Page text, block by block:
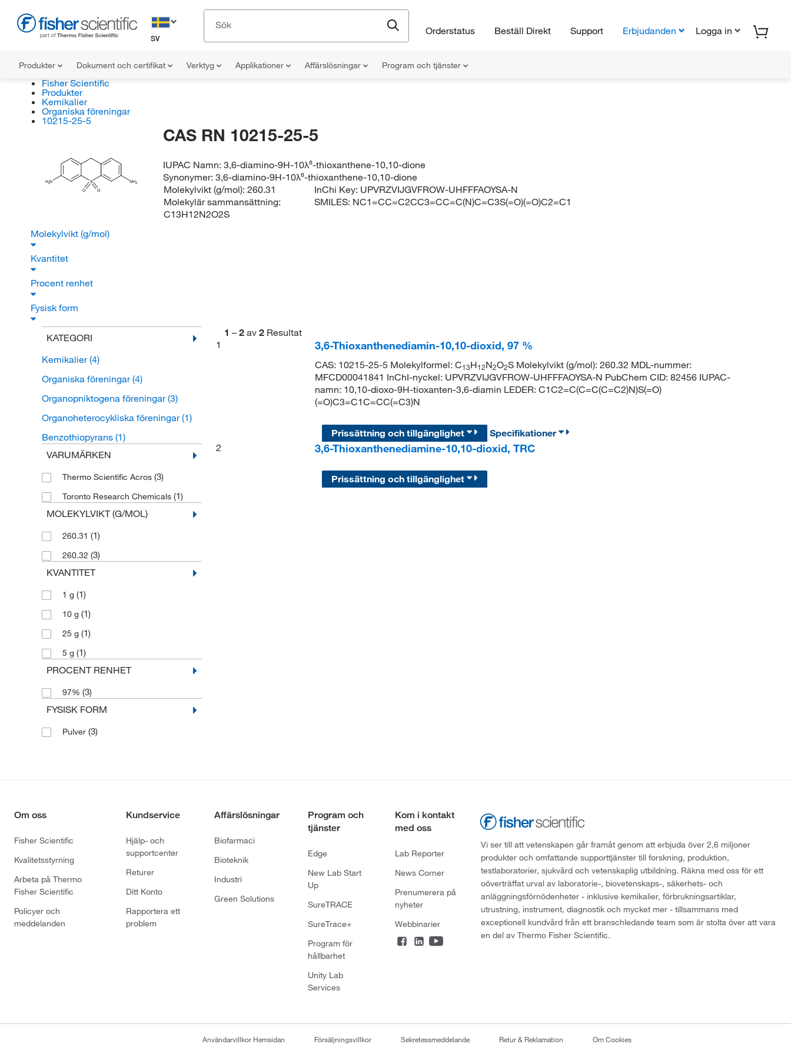
SV
Orderstatus Beställ Direkt Support Erbjudanden Logga in
Produkter Dokument och certifikat Verktyg Applikationer Affärslösningar Program och tjänster
Fisher Scientific
Produkter
Kemikalier
Organiska föreningar
10215-25-5
H2N NH2
S
O
O
CAS RN 10215-25-5
IUPAC Namn:3,6-diamino-9H-10λ⁶-thioxanthene-10,10-dione
Synonymer:3,6-diamino-9H-10λ⁶-thioxanthene-10,10-dione
Molekylvikt (g/mol): 260.31
Molekylär sammansättning:
C13H12N2O2S
InChi Key: UPVRZVIJGVFROW-UHFFFAOYSA-N
SMILES: NC1=CC=C2CC3=CC=C(N)C=C3S(=O)(=O)C2=C1
Molekylvikt (g/mol)
Kvantitet
Procent renhet
Fysisk form
KATEGORI
Kemikalier(4)
Organiska föreningar(4)
Organopniktogena föreningar(3)
Organoheterocykliska föreningar(1)
Benzothiopyrans (1)
VARUMÄRKEN
Thermo Scientific Acros (3)
Toronto Research Chemicals (1)
MOLEKYLVIKT (G/MOL)
260.31 (1)
260.32 (3)
KVANTITET
1 g (1)
10 g (1)
25 g (1)
5 g (1)
PROCENT RENHET
97% (3)
FYSISK FORM
Pulver (3)
1 – 2 av 2 Resultat
1
3,6-Thioxanthenediamin-10,10-dioxid, 97 %
CAS: 10215-25-5 Molekylformel: C13H12N2O2S Molekylvikt (g/mol): 260.32 MDL-nummer:
MFCD00041841 InChI-nyckel: UPVRZVIJGVFROW-UHFFFAOYSA-N PubChem CID: 82456 IUPAC-
namn: 10,10-dioxo-9H-tioxanten-3,6-diamin LEDER: C1C2=C(C=C(C=C2)N)S(=O)
(=O)C3=C1C=CC(=C3)N
Prissättning och tillgänglighet
Specifikationer
2
3,6-Thioxanthenediamine-10,10-dioxid, TRC
Prissättning och tillgänglighet
Om oss
Fisher Scientific
Kvalitetsstyrning
Arbeta på Thermo
Fisher Scientific
Policyer och
meddelanden
Kundservice
Hjälp- och
supportcenter
Returer
Ditt Konto
Rapportera ett
problem
Affärslösningar
Biofarmaci
Bioteknik
Industri
Green Solutions
Program och
tjänster
Edge
New Lab Start
Up
SureTRACE
SureTrace+
Program för
hållbarhet
Unity Lab
Services
Kom i kontakt
med oss
Lab Reporter
News Corner
Prenumerera på
nyheter
Webbinarier
Vi ser till att vetenskapen går framåt genom att erbjuda över 2,6 miljoner
produkter och omfattande supporttjänster till forskning, produktion,
testlaboratorier, sjukvård och vetenskaplig utbildning. Räkna med oss för ett
oöverträffat urval av laboratorie-, biovetenskaps-, säkerhets- och
anläggningsförnödenheter - inklusive kemikalier, förbrukningsartiklar,
utrustning, instrument, diagnostik och mycket mer - tillsammans med
exceptionell kundvård från ett branschledande team som är stolta över att vara
en del av Thermo Fisher Scientific.
Användarvillkor Hemsidan Försäljningsvillkor Sekretessmeddelande Retur & Reklamation Om Cookies